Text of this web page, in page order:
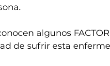
algunos
de sufrir esta